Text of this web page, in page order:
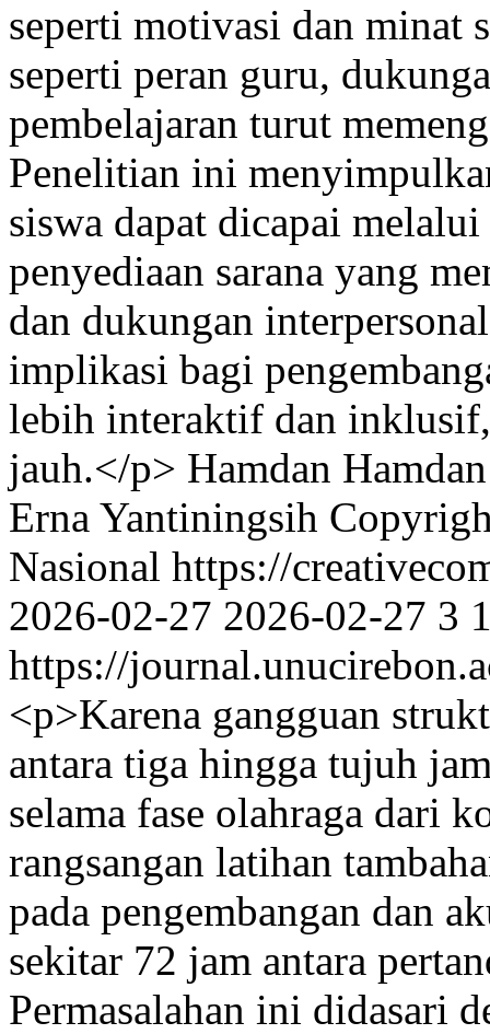
seperti motivasi dan minat
seperti peran guru,
pembelajaran turut
Penelitian ini
siswa dapat dicapai
penyediaan sarana yang
dan dukungan
implikasi bagi
lebih interaktif dan
jauh.</p> Hamdan
Erna Yantiningsih
Nasional https://
2026-02-27 2026-02-27 3
https://
<p>Karena gangguan
antara tiga hingga tujuh
selama fase olahraga dari
rangsangan latihan
pada pengembangan dan
sekitar 72 jam antara
Permasalahan ini didasari